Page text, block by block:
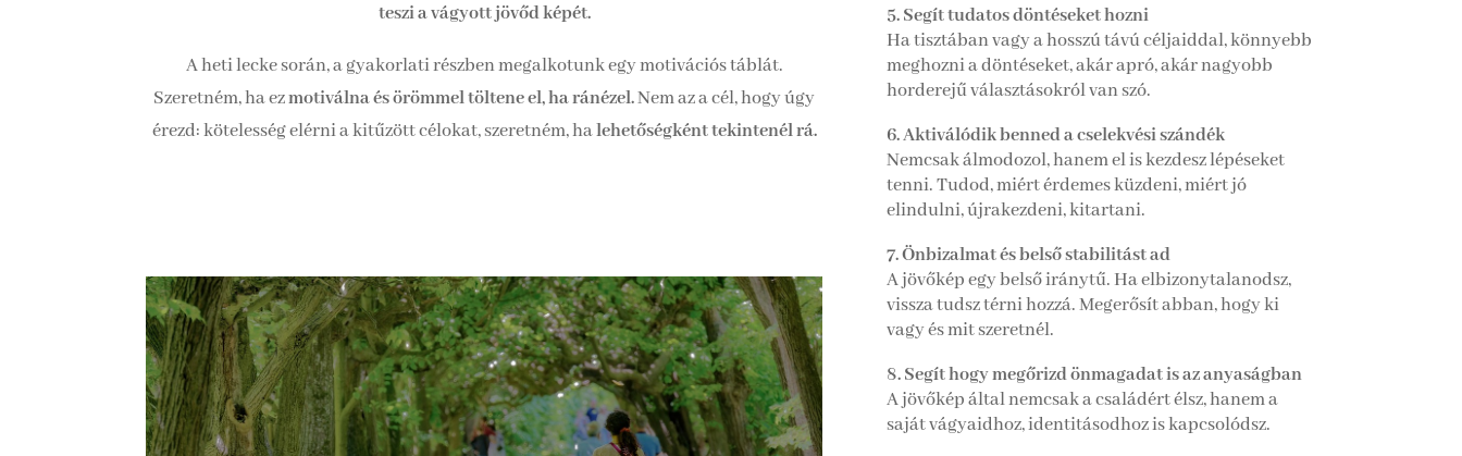
teszi a vágyott jövőd képét.
A heti lecke során, a gyakorlati részben megalkotunk egy motivációs táblát.
Szeretném, ha ezmotiválna és örömmel töltene el, ha ránézel.Nem az a cél, hogy úgy
érezd: kötelesség elérni a kitűzött célokat, szeretném, halehetőségként tekintenél rá.
5. Segít tudatos döntéseket hozni
Ha tisztában vagy a hosszú távú céljaiddal, könnyebb
meghozni a döntéseket, akár apró, akár nagyobb
horderejű választásokról van szó.
6. Aktiválódik benned a cselekvési szándék
Nemcsak álmodozol, hanem el is kezdesz lépéseket
tenni. Tudod, miért érdemes küzdeni, miért jó
elindulni, újrakezdeni, kitartani.
7. Önbizalmat és belső stabilitást ad
A jövőkép egy belső iránytű. Ha elbizonytalanodsz,
vissza tudsz térni hozzá. Megerősít abban, hogy ki
vagy és mit szeretnél.
8. Segít hogy megőrizd önmagadat is az anyaságban
A jövőkép által nemcsak a családért élsz, hanem a
saját vágyaidhoz, identitásodhoz is kapcsolódsz.